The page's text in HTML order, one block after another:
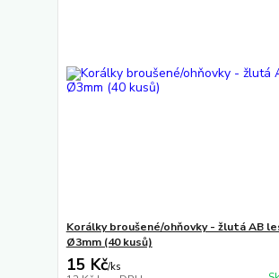
Korálky broušené/ohňovky - žlutá AB
Ø3mm (40 kusů)
15 Kč/ks